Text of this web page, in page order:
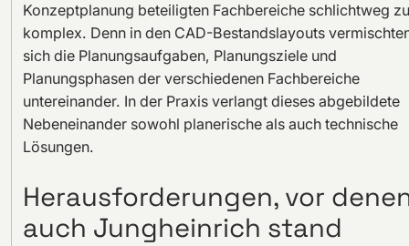
Konzeptplanung beteiligten Fachbereiche schlichtweg zu
komplex. Denn in den CAD-Bestandslayouts
sich die Planungsaufgaben, Planungsziele und
Planungsphasen der verschiedenen Fachbereiche
untereinander. In der Praxis verlangt dieses abgebildete
Nebeneinander sowohl planerische als auch technische
Lösungen.
Herausforderungen, vor
auch Jungheinrich stand